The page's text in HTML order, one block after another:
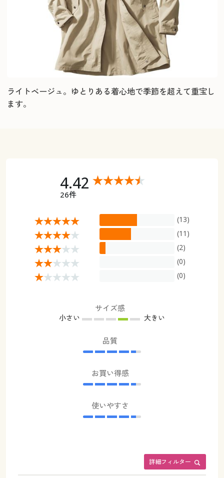
ライトベージュ。ゆとりある着心地で季節を超えて重宝し
ます。
4.42
26件
(13)
(11)
(2)
(0)
(0)
サイズ感
小さい 大きい
品質
お買い得感
使いやすさ
詳細フィルター